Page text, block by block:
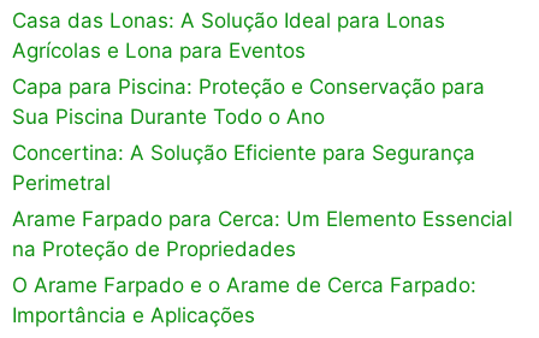
Casa das Lonas: A Solução Ideal para Lonas
Agrícolas e Lona para Eventos
Capa para Piscina: Proteção e Conservação para
Sua Piscina Durante Todo o Ano
Concertina: A Solução Eficiente para Segurança
Perimetral
Arame Farpado para Cerca: Um Elemento Essencial
na Proteção de Propriedades
O Arame Farpado e o Arame de Cerca Farpado:
Importância e Aplicações